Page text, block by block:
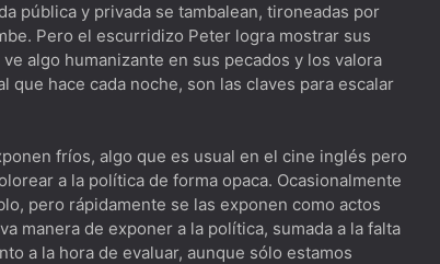
pública y privada se tambalean, tironeadas por
Pero el escurridizo Peter logra mostrar sus
algo humanizante en sus pecados y los valora
hace cada noche, son las claves para escalar
fríos, algo que es usual en el cine inglés pero
a la política de forma opaca. Ocasionalmente
pero rápidamente se las exponen como actos
manera de exponer a la política, sumada a la falta
a la hora de evaluar, aunque sólo estamos